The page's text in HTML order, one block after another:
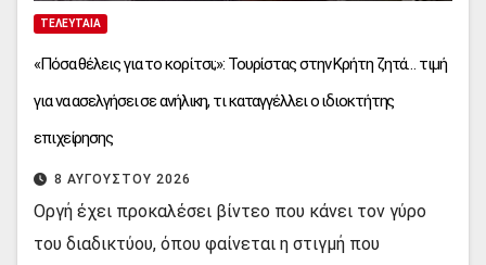
ΤΕΛΕΥΤΑΊΑ
«Πόσα θέλεις για το κορίτσι;»: Τουρίστας στην Κρήτη ζητά… τιμή
για να ασελγήσει σε ανήλικη, τι καταγγέλλει ο ιδιοκτήτης
επιχείρησης
8 ΑΥΓΟΎΣΤΟΥ 2026
Οργή έχει προκαλέσει βίντεο που κάνει τον γύρο
του διαδικτύου, όπου φαίνεται η στιγμή που